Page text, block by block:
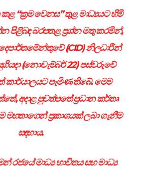
“ක්‍රම වෙනස” තුළ මාධ්‍යයට හිමි
පිළිබඳ බරපතළ ප්‍රශ්න මතු කරමින්,
(CID) නිලධාරීන්
(නොවැම්බර් 22) පස්වරුවේ
කාර්යාලයට පැමිණ තිබේ. මෙම
අදාළ පුවත්පතේ ප්‍රධාන කර්තෘ
ප්‍රකාශයක් ලබා ගැනීම
සඳහාය.
රජයේ මාධ්‍ය භාවිතය සහ මාධ්‍ය